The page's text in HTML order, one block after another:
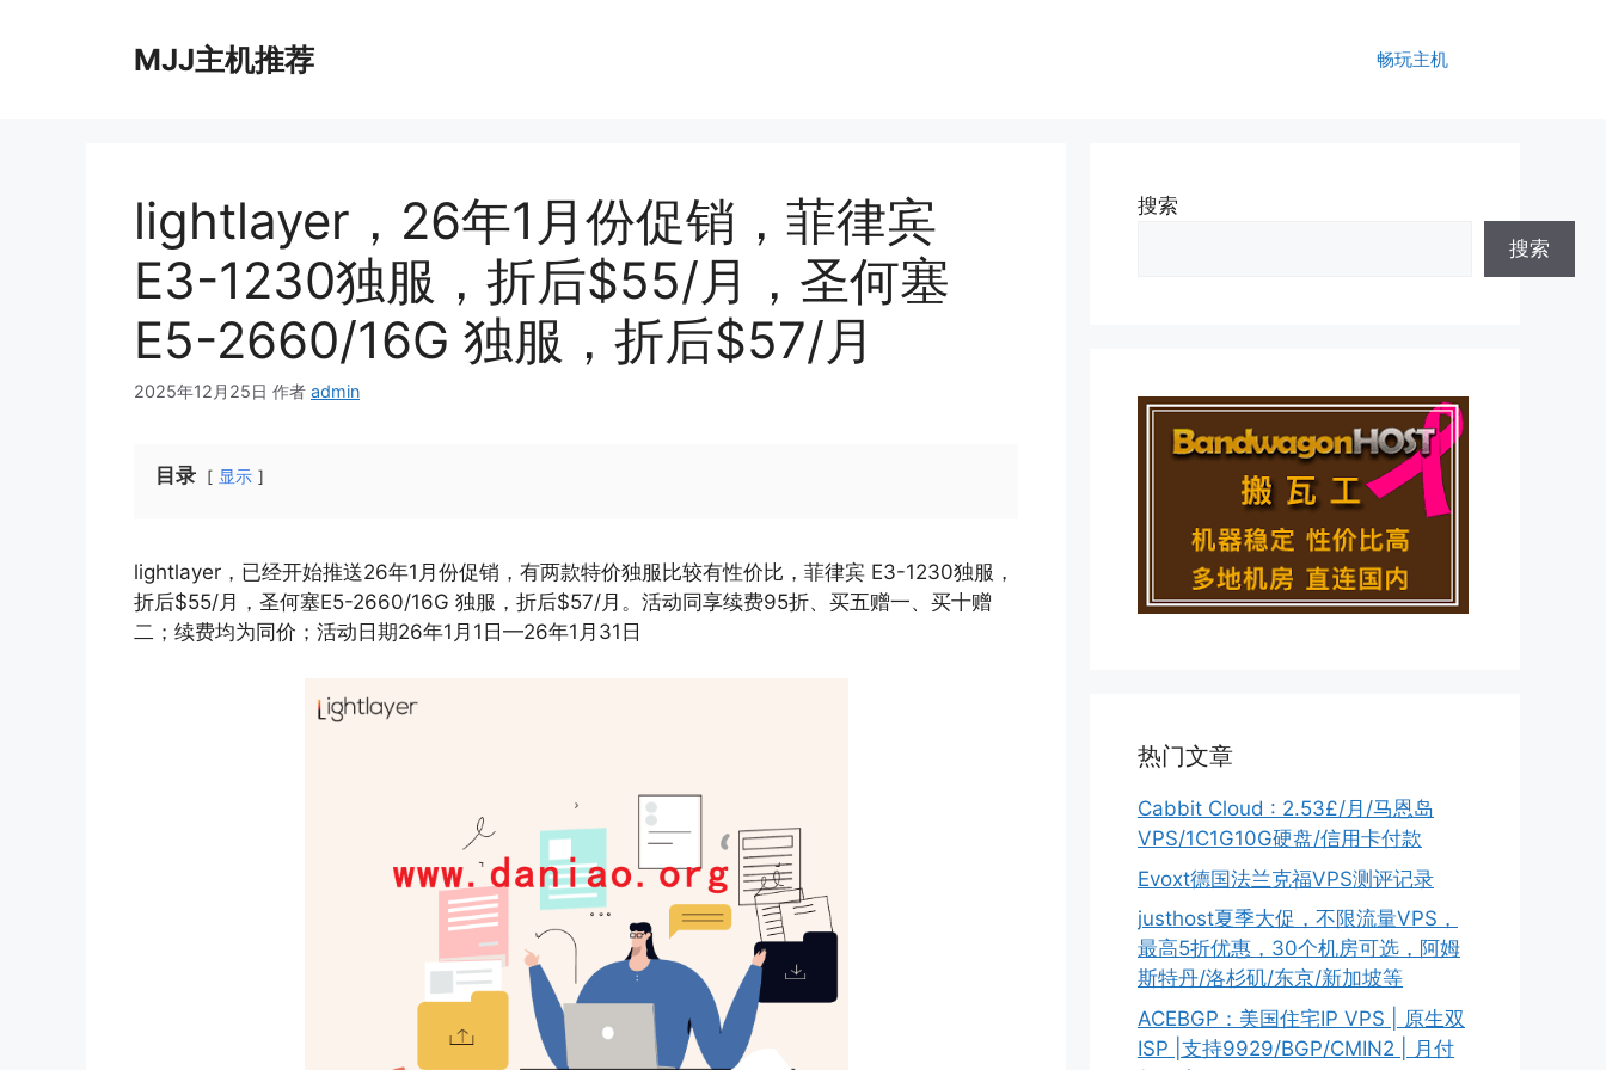
MJJ主机推荐 畅玩主机
lightlayer，26年1月份促销，菲律宾
E3-1230独服，折后$55/月，圣何塞
E5-2660/16G 独服，折后$57/月
2025年12月25日 作者 admin
目录 显示
lightlayer，已经开始推送26年1月份促销，有两款特价独服比较有性价比，菲律宾 E3-1230独服，
折后$55/月，圣何塞E5-2660/16G 独服，折后$57/月。活动同享续费95折、买五赠一、买十赠
二；续费均为同价；活动日期26年1月1日—26年1月31日
搜索
搜索
热门文章
Cabbit Cloud : 2.53£/月/马恩岛
VPS/1C1G10G硬盘/信用卡付款
Evoxt德国法兰克福VPS测评记录
justhost夏季大促，不限流量VPS，
最高5折优惠，30个机房可选，阿姆
斯特丹/洛杉矶/东京/新加坡等
ACEBGP：美国住宅IP VPS | 原生双
ISP |支持9929/BGP/CMIN2 | 月付